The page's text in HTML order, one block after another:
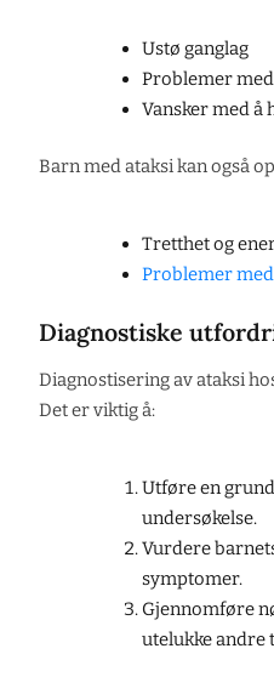
Ustø ganglag
Problemer
Vansker med å
Barn med ataksi kan også
Tretthet og
Problemer
Diagnostiske
Diagnostisering av ataksi
Det er viktig å:
Utføre en
undersøkelse.
Vurdere
symptomer.
Gjennomføre
utelukke andre